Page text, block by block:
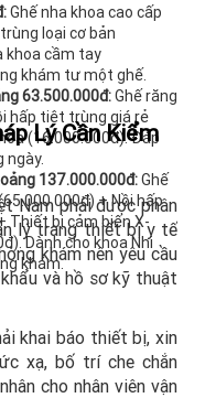
Ghế nha khoa cao cấp
loại cơ bản
khoa cầm tay
khám tư một ghế.
63.500.000đ:Ghế răng
hấp tiệt trùng giá rẻ
(16.000.000đ). Đáp
ngày.
137.000.000đ:Ghế
+ Nồi hấp
Thiết bị cảm biến X-
Dành cho khoa Nhi
khám.
Lý Cần Kiểm
Nam phải được phân
lý trang thiết bị y tế
khám nên yêu cầu
và hồ sơ kỹ thuật
khai báo thiết bị, xin
xạ, bố trí che chắn
cho nhân viên vận